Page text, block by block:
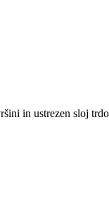
in ustrezen sloj